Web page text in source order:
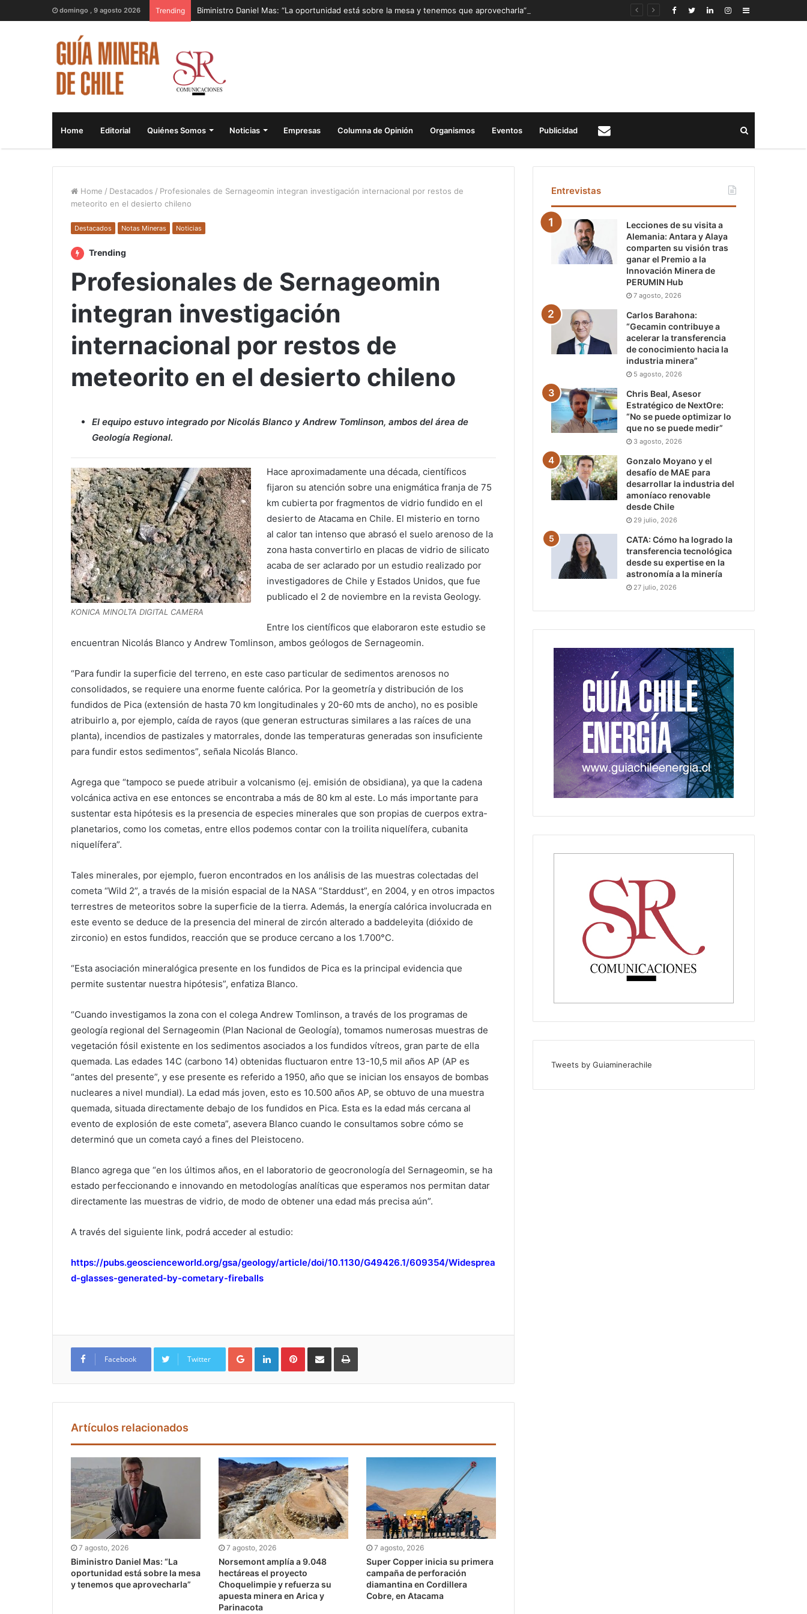
domingo , 9 agosto 2026 Trending Biministro Daniel Mas: “La oportunidad está sobre la mesa y tenemos que aprovecharla” Sidebar
Home Editorial Quiénes Somos Noticias Empresas Columna de Opinión Organismos Eventos Publicidad
Home / Destacados / Profesionales de Sernageomin integran investigación internacional por restos de
meteorito en el desierto chileno
Destacados Notas Mineras Noticias
Trending
Profesionales de Sernageomin
integran investigación
internacional por restos de
meteorito en el desierto chileno
El equipo estuvo integrado por Nicolás Blanco y Andrew Tomlinson, ambos del área de
Geología Regional.
KONICA MINOLTA DIGITAL CAMERA
Hace aproximadamente una década, científicos
fijaron su atención sobre una enigmática franja de 75
km cubierta por fragmentos de vidrio fundido en el
desierto de Atacama en Chile. El misterio en torno
al calor tan intenso que abrasó el suelo arenoso de la
zona hasta convertirlo en placas de vidrio de silicato
acaba de ser aclarado por un estudio realizado por
investigadores de Chile y Estados Unidos, que fue
publicado el 2 de noviembre en la revista Geology.
Entre los científicos que elaboraron este estudio se
encuentran Nicolás Blanco y Andrew Tomlinson, ambos geólogos de Sernageomin.
“Para fundir la superficie del terreno, en este caso particular de sedimentos arenosos no
consolidados, se requiere una enorme fuente calórica. Por la geometría y distribución de los
fundidos de Pica (extensión de hasta 70 km longitudinales y 20-60 mts de ancho), no es posible
atribuirlo a, por ejemplo, caída de rayos (que generan estructuras similares a las raíces de una
planta), incendios de pastizales y matorrales, donde las temperaturas generadas son insuficiente
para fundir estos sedimentos”, señala Nicolás Blanco.
Agrega que “tampoco se puede atribuir a volcanismo (ej. emisión de obsidiana), ya que la cadena
volcánica activa en ese entonces se encontraba a más de 80 km al este. Lo más importante para
sustentar esta hipótesis es la presencia de especies minerales que son propias de cuerpos extra-
planetarios, como los cometas, entre ellos podemos contar con la troilita niquelífera, cubanita
niquelífera”.
Tales minerales, por ejemplo, fueron encontrados en los análisis de las muestras colectadas del
cometa “Wild 2”, a través de la misión espacial de la NASA “Starddust”, en 2004, y en otros impactos
terrestres de meteoritos sobre la superficie de la tierra. Además, la energía calórica involucrada en
este evento se deduce de la presencia del mineral de zircón alterado a baddeleyita (dióxido de
zirconio) en estos fundidos, reacción que se produce cercano a los 1.700°C.
“Esta asociación mineralógica presente en los fundidos de Pica es la principal evidencia que
permite sustentar nuestra hipótesis”, enfatiza Blanco.
“Cuando investigamos la zona con el colega Andrew Tomlinson, a través de los programas de
geología regional del Sernageomin (Plan Nacional de Geología), tomamos numerosas muestras de
vegetación fósil existente en los sedimentos asociados a los fundidos vítreos, gran parte de ella
quemada. Las edades 14C (carbono 14) obtenidas fluctuaron entre 13-10,5 mil años AP (AP es
“antes del presente”, y ese presente es referido a 1950, año que se inician los ensayos de bombas
nucleares a nivel mundial). La edad más joven, esto es 10.500 años AP, se obtuvo de una muestra
quemada, situada directamente debajo de los fundidos en Pica. Esta es la edad más cercana al
evento de explosión de este cometa”, asevera Blanco cuando le consultamos sobre cómo se
determinó que un cometa cayó a fines del Pleistoceno.
Blanco agrega que “en los últimos años, en el laboratorio de geocronología del Sernageomin, se ha
estado perfeccionando e innovando en metodologías analíticas que esperamos nos permitan datar
directamente las muestras de vidrio, de modo de obtener una edad más precisa aún”.
A través del siguiente link, podrá acceder al estudio:
https://pubs.geoscienceworld.org/gsa/geology/article/doi/10.1130/G49426.1/609354/Widesprea
d-glasses-generated-by-cometary-fireballs
Facebook Twitter
Google+ LinkedIn Pinterest
Artículos relacionados
7 agosto, 2026
Biministro Daniel Mas: “La
oportunidad está sobre la mesa
y tenemos que aprovecharla”
7 agosto, 2026
Norsemont amplía a 9.048
hectáreas el proyecto
Choquelimpie y refuerza su
apuesta minera en Arica y
Parinacota
7 agosto, 2026
Super Copper inicia su primera
campaña de perforación
diamantina en Cordillera
Cobre, en Atacama
Entrevistas
Lecciones de su visita a
Alemania: Antara y Alaya
comparten su visión tras
ganar el Premio a la
Innovación Minera de
PERUMIN Hub
7 agosto, 2026
Carlos Barahona:
“Gecamin contribuye a
acelerar la transferencia
de conocimiento hacia la
industria minera”
5 agosto, 2026
Chris Beal, Asesor
Estratégico de NextOre:
“No se puede optimizar lo
que no se puede medir”
3 agosto, 2026
Gonzalo Moyano y el
desafío de MAE para
desarrollar la industria del
amoníaco renovable
desde Chile
29 julio, 2026
CATA: Cómo ha logrado la
transferencia tecnológica
desde su expertise en la
astronomía a la minería
27 julio, 2026
Tweets by Guiaminerachile